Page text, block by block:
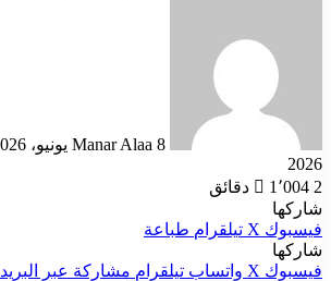
Manar Alaa 8 يونيو، 2026
2026
1٬004 2 دقائق
شاركها
فيسبوك ‫X تيلقرام طباعة
شاركها
فيسبوك ‫X واتساب تيلقرام مشاركة عبر البريد